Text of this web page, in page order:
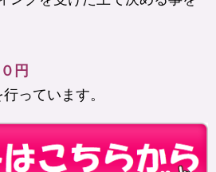
円
っています。